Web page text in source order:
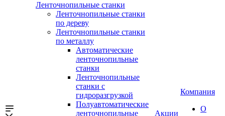
Ленточнопильные станки
Ленточнопильные станки
по дереву
Ленточнопильные станки
по металлу
Автоматические
ленточнопильные
станки
Ленточнопильные
станки с
гидроразгрузкой
Полуавтоматические
ленточнопильные
Акции
Компания
О